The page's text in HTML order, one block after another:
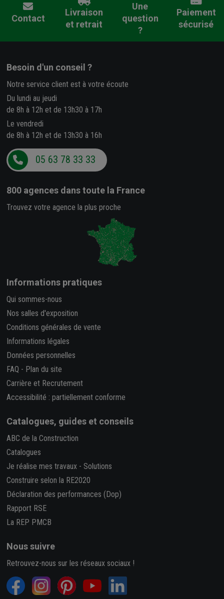
Contact
Livraison
et retrait
Une
question
?
Paiement
sécurisé
Besoin d'un conseil ?
Notre service client est à votre écoute
Du lundi au jeudi
de 8h à 12h et de 13h30 à 17h
Le vendredi
de 8h à 12h et de 13h30 à 16h
05 63 78 33 33
800 agences dans toute la France
Trouvez votre agence la plus proche
Informations pratiques
Qui sommes-nous
Nos salles d'exposition
Conditions générales de vente
Informations légales
Données personnelles
FAQ - Plan du site
Carrière et Recrutement
Accessibilité : partiellement conforme
Catalogues, guides et conseils
ABC de la Construction
Catalogues
Je réalise mes travaux - Solutions
Construire selon la RE2020
Déclaration des performances (Dop)
Rapport RSE
La REP PMCB
Nous suivre
Retrouvez-nous sur les réseaux sociaux !